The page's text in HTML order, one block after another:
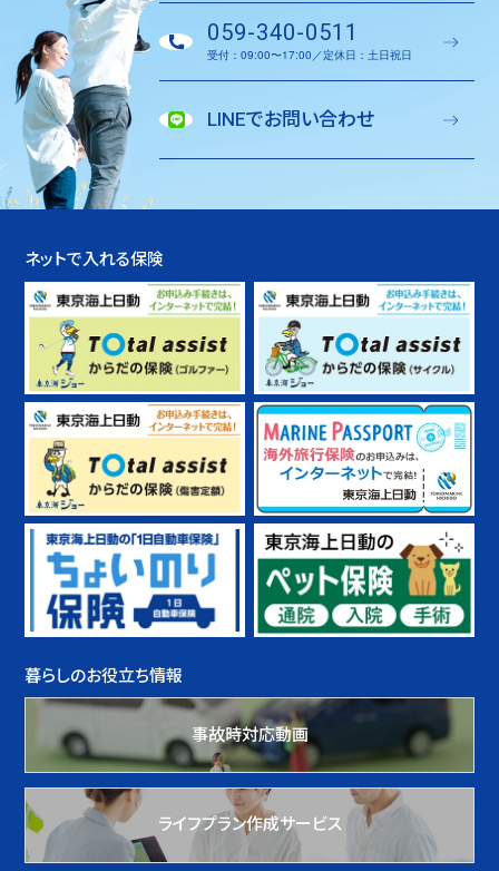
059-340-0511
受付：09:00〜17:00／定休日：土日祝日
LINEでお問い合わせ
ネットで入れる保険
暮らしのお役立ち情報
事故時対応動画
ライフプラン作成サービス